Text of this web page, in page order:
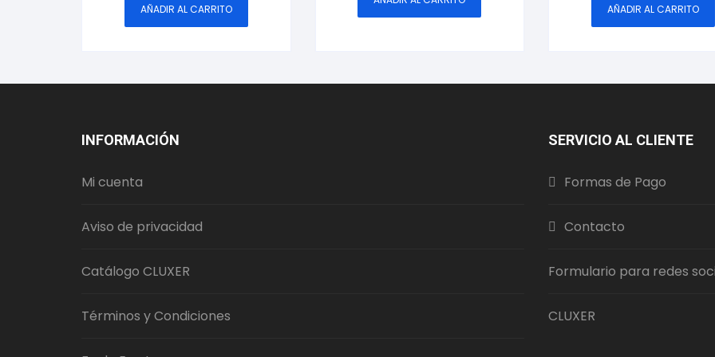
AÑADIR AL CARRITO
AÑADIR AL CARRITO
INFORMACIÓN
Mi cuenta
Aviso de privacidad
Catálogo CLUXER
Términos y Condiciones
SERVICIO AL CLIENTE
Formas de Pago
Contacto
Formulario para redes
CLUXER